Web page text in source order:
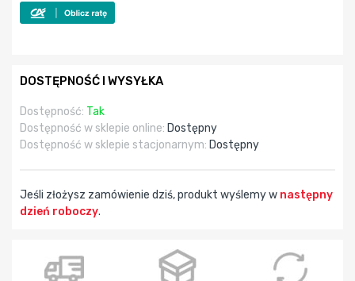
DOSTĘPNOŚĆ I WYSYŁKA
Dostępność: Tak
Dostępność w sklepie online: Dostępny
Dostępność w sklepie stacjonarnym: Dostępny
Jeśli złożysz zamówienie dziś, produkt wyślemy w następny
dzień roboczy.
godz min